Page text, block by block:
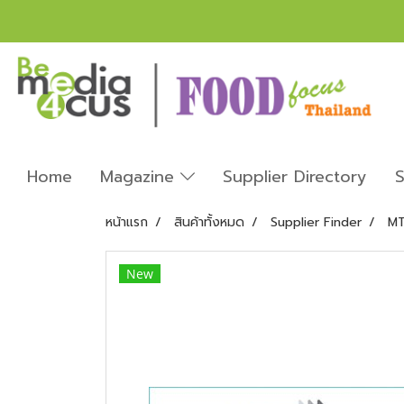
Home Magazine Supplier Directory
หน้าแรก สินค้าทั้งหมด Supplier Finder
New